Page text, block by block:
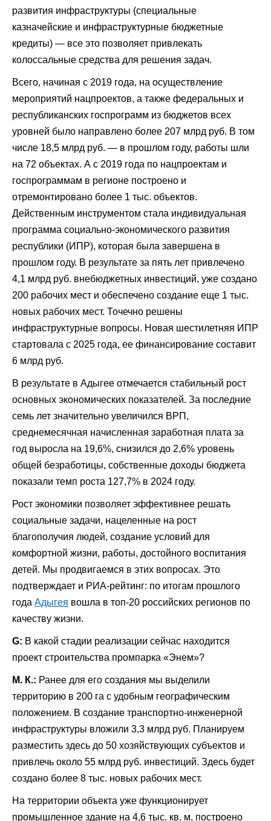
развития инфраструктуры (специальные
казначейские и инфраструктурные бюджетные
кредиты) — все это позволяет привлекать
колоссальные средства для решения задач.
Всего, начиная с 2019 года, на осуществление
мероприятий нацпроектов, а также федеральных и
республиканских госпрограмм из бюджетов всех
уровней было направлено более 207 млрд руб. В том
числе 18,5 млрд руб. — в прошлом году, работы шли
на 72 объектах. А с 2019 года по нацпроектам и
госпрограммам в регионе построено и
отремонтировано более 1 тыс. объектов.
Действенным инструментом стала индивидуальная
программа социально-экономического развития
республики (ИПР), которая была завершена в
прошлом году. В результате за пять лет привлечено
4,1 млрд руб. внебюджетных инвестиций, уже создано
200 рабочих мест и обеспечено создание еще 1 тыс.
новых рабочих мест. Точечно решены
инфраструктурные вопросы. Новая шестилетняя ИПР
стартовала с 2025 года, ее финансирование составит
6 млрд руб.
В результате в Адыгее отмечается стабильный рост
основных экономических показателей. За последние
семь лет значительно увеличился ВРП,
среднемесячная начисленная заработная плата за
год выросла на 19,6%, снизился до 2,6% уровень
общей безработицы, собственные доходы бюджета
показали темп роста 127,7% в 2024 году.
Рост экономики позволяет эффективнее решать
социальные задачи, нацеленные на рост
благополучия людей, создание условий для
комфортной жизни, работы, достойного воспитания
детей. Мы продвигаемся в этих вопросах. Это
подтверждает и РИА-рейтинг: по итогам прошлого
года Адыгея вошла в топ-20 российских регионов по
качеству жизни.
G: В какой стадии реализации сейчас находится
проект строительства промпарка «Энем»?
М. К.: Ранее для его создания мы выделили
территорию в 200 га с удобным географическим
положением. В создание транспортно-инженерной
инфраструктуры вложили 3,3 млрд руб. Планируем
разместить здесь до 50 хозяйствующих субъектов и
привлечь около 55 млрд руб. инвестиций. Здесь будет
создано более 8 тыс. новых рабочих мест.
На территории объекта уже функционирует
промышленное здание на 4,6 тыс. кв. м, построено